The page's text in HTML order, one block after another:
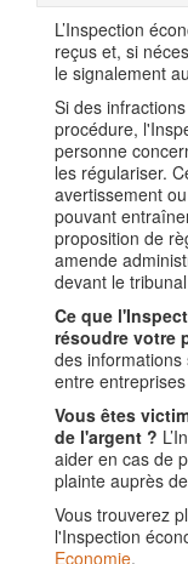
L’Inspection
reçus et, si
le signalement
Si des
procédure,
personne
les régulariser.
avertissement
pouvant
proposition de
amende
devant le
Ce que
résoudre votre
des
entre
Vous êtes
de l'argent ?
aider en cas de
plainte auprès
Vous trouverez
l'Inspection
Economie.